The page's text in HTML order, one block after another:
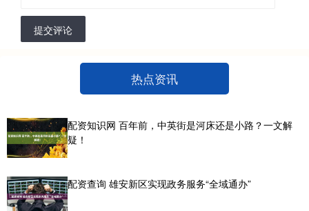
提交评论
热点资讯
配资知识网 百年前，中英街是河床还是小路？一文解
疑！
配资查询 雄安新区实现政务服务“全域通办”